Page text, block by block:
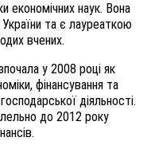
економічних наук. Вона
та є лауреаткою
вчених.
у 2008 році як
фінансування та
діяльності.
до 2012 року